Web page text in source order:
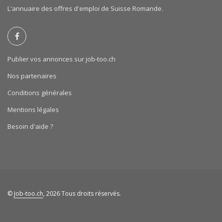
L'annuaire des offres d'emploi de Suisse Romande.
Publier vos annonces sur job-too.ch
Nos partenaires
Conditions générales
Mentions légales
Besoin d'aide ?
© Job-too.ch, 2026 Tous droits réservés.